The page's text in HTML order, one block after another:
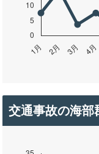
交通事故の海部